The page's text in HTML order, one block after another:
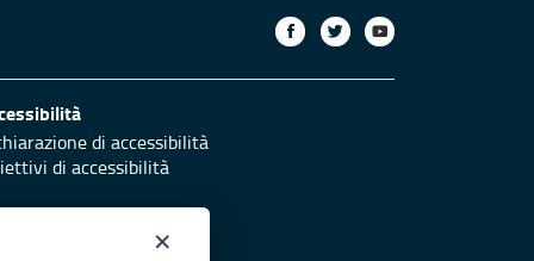
di accessibilità
di accessibilità
×